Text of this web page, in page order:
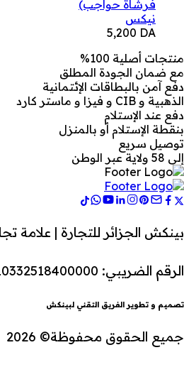
فرشاة حواجب)
نيكس
5,200 DA
منتجات أصلية 100%
مع ضمان الجودة المطلق
دفع آمن بالبطاقات الإئتمانية
الذهبية و CIB و فيزا و ماستر كارد
دفع عند الإستلام
بنقطة الإستلام أو بالمنزل
توصيل سريع
إلى 58 ولاية عبر الوطن
بينكش الجزائر للتجارة | علامة
الرقم الضريبي: 18629010332518400000
تصميم و تطوير الفريق التقني لبينكش
جميع الحقوق محفوظة© 2026